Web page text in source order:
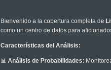
Bienvenido a la cobertura completa de
como un centro de datos para
Características del Análisis:
📊 Análisis de Probabilidades: